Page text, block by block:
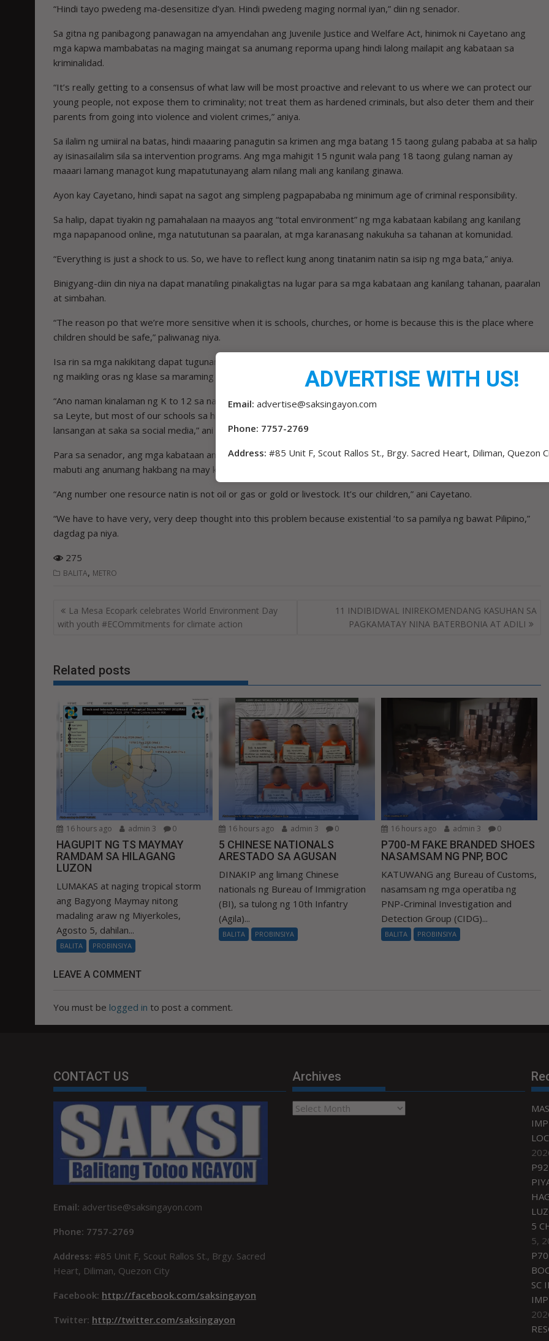
“Hindi tayo pwedeng ma-desensitize d’yan. Hindi pwedeng maging normal iyan,” diin ng senador.
Sa gitna ng panibagong panawagan na amyendahan ang Juvenile Justice and Welfare Act, hinimok ni Cayetano ang
mga kapwa mambabatas na maging maingat sa anumang reporma upang hindi lalong mailapit ang kabataan sa
kriminalidad.
“It’s really getting to a consensus of what law will be most proactive and relevant to us where we can protect our
young people, not expose them to criminality; not treat them as hardened criminals, but also deter them and their
parents from going into violence and violent crimes,” aniya.
Sa ilalim ng umiiral na batas, hindi maaaring panagutin sa krimen ang mga batang 15 taong gulang pababa at sa halip
ay isinasailalim sila sa intervention programs. Ang mga mahigit 15 ngunit wala pang 18 taong gulang naman ay
maaari lamang managot kung mapatutunayang alam nilang mali ang kanilang ginawa.
Ayon kay Cayetano, hindi sapat na sagot ang simpleng pagpapababa ng minimum age of criminal responsibility.
Sa halip, dapat tiyakin ng pamahalaan na maayos ang “total environment” ng mga kabataan kabilang ang kanilang
mga napapanood online, mga natututunan sa paaralan, at mga karanasang nakukuha sa tahanan at komunidad.
“Everything is just a shock to us. So, we have to reflect kung anong tinatanim natin sa isip ng mga bata,” aniya.
Binigyang-diin din niya na dapat manatiling pinakaligtas na lugar para sa mga kabataan ang kanilang tahanan, paaralan
at simbahan.
“The reason po that we’re more sensitive when it is schools, churches, or home is because this is the place where
children should be safe,” paliwanag niya.
Isa rin sa mga nakikitang dapat tugunan, ayon kay Cayetano, ang kakulangan ng mga silid-aralan na nagiging dahilan
ng maikling oras ng klase sa maraming pampublikong paaralan.
“Ano naman kinalaman ng K to 12 sa nangyari? Eh guys, half day na lang po most of our schools. I don’t know exactly
sa Leyte, but most of our schools sa highly urbanized places are half day. So mas madami pang oras ang bata sa
lansangan at saka sa social media,” ani niya.
Para sa senador, ang mga kabataan ang pinakamahalagang yaman ng bansa kaya kinakailangang pag-isipan nang
mabuti ang anumang hakbang na may kinalaman sa kanilang kinabukasan.
“Ang number one resource natin is not oil or gas or gold or livestock. It’s our children,” ani Cayetano.
“We have to have very, very deep thought into this problem because existential ‘to sa pamilya ng bawat Pilipino,”
dagdag pa niya.
275
BALITA, METRO
Post
navigation
La Mesa Ecopark celebrates World Environment Day
with youth #ECOmmitments for climate action
11 INDIBIDWAL INIREKOMENDANG KASUHAN SA
PAGKAMATAY NINA BATERBONIA AT ADILI
Related posts
16 hours ago admin 3 0
HAGUPIT NG TS MAYMAY
RAMDAM SA HILAGANG
LUZON
LUMAKAS at naging tropical storm
ang Bagyong Maymay nitong
madaling araw ng Miyerkoles,
Agosto 5, dahilan...
BALITA PROBINSIYA
16 hours ago admin 3 0
5 CHINESE NATIONALS
ARESTADO SA AGUSAN
DINAKIP ang limang Chinese
nationals ng Bureau of Immigration
(BI), sa tulong ng 10th Infantry
(Agila)...
BALITA PROBINSIYA
16 hours ago admin 3 0
P700-M FAKE BRANDED SHOES
NASAMSAM NG PNP, BOC
KATUWANG ang Bureau of Customs,
nasamsam ng mga operatiba ng
PNP-Criminal Investigation and
Detection Group (CIDG)...
BALITA PROBINSIYA
LEAVE A COMMENT
You must be logged in to post a comment.
CONTACT US
Email: advertise@saksingayon.com
Phone: 7757-2769
Address: #85 Unit F, Scout Rallos St., Brgy. Sacred
Heart, Diliman, Quezon City
Facebook: http://facebook.com/saksingayon
Twitter: http://twitter.com/saksingayon
Archives
Archives
5
5,
SC
ADVERTISE WITH US!
Email: advertise@saksingayon.com
Phone: 7757-2769
Address: #85 Unit F, Scout Rallos St., Brgy. Sacred Heart, Diliman, Quezon